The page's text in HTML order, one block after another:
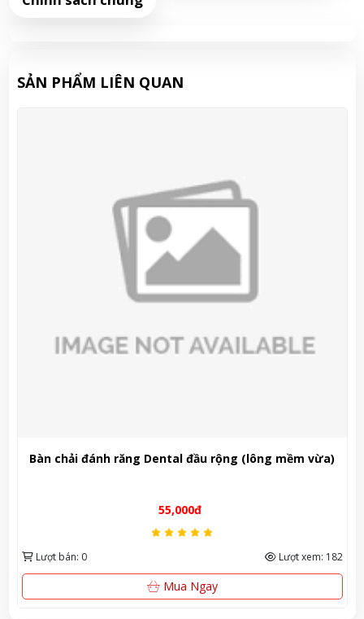
SẢN PHẨM LIÊN QUAN
Dental đầu rộng (lông mềm vừa)
Kem đánh răng
Lượt bán: 441